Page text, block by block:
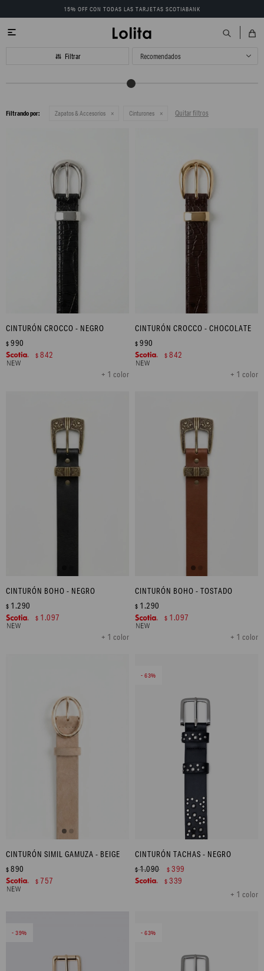
15% OFF CON TODAS LAS TARJETAS SCOTIABANK

Recomendados
Filtrando por: Zapatos & Accesorios Cinturones Quitar filtros
CINTURÓN CROCCO - NEGRO
+ 1 color
$ 990
$ 842
CINTURÓN CROCCO - CHOCOLATE
+ 1 color
$ 990
$ 842
CINTURÓN BOHO - NEGRO
+ 1 color
$ 1.290
$ 1.097
CINTURÓN BOHO - TOSTADO
+ 1 color
$ 1.290
$ 1.097
CINTURÓN SIMIL GAMUZA - BEIGE
$ 890
$ 757
63
CINTURÓN TACHAS - NEGRO
+ 1 color
$1.090 $ 399
$ 339
39 63